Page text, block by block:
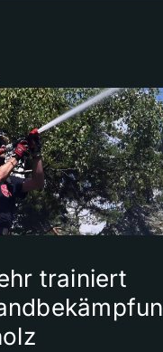
trainiert